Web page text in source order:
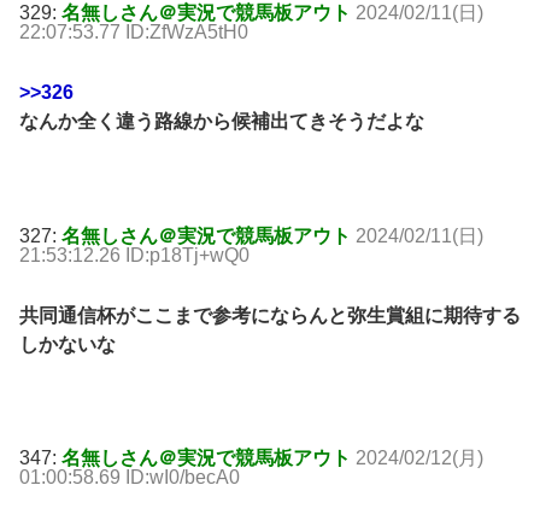
329: 名無しさん＠実況で競馬板アウト 2024/02/11(日)
22:07:53.77 ID:ZfWzA5tH0
>>326
なんか全く違う路線から候補出てきそうだよな
327: 名無しさん＠実況で競馬板アウト 2024/02/11(日)
21:53:12.26 ID:p18Tj+wQ0
共同通信杯がここまで参考にならんと弥生賞組に期待する
しかないな
347: 名無しさん＠実況で競馬板アウト 2024/02/12(月)
01:00:58.69 ID:wI0/becA0